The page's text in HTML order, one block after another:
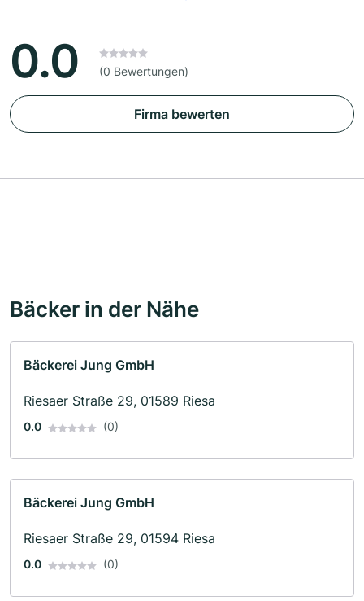
0.0 (0 Bewertungen)
Firma bewerten
Bäcker in der Nähe
Bäckerei Jung GmbH
Riesaer Straße 29, 01589 Riesa
0.0 (0)
Bäckerei Jung GmbH
Riesaer Straße 29, 01594 Riesa
0.0 (0)